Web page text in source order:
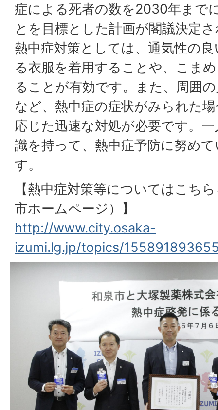
症による死者の数を2030年まで
とを目標とした計画が閣議決定
熱中症対策としては、通気性の
る衣服を着用することや、こま
ることが有効です。また、周囲
など、熱中症の症状がみられた
応じた迅速な対処が必要です。
識を持って、熱中症予防に努め
す。
【熱中症対策等についてはこち
市ホームページ）】
http://www.city.osaka-
izumi.lg.jp/topics/